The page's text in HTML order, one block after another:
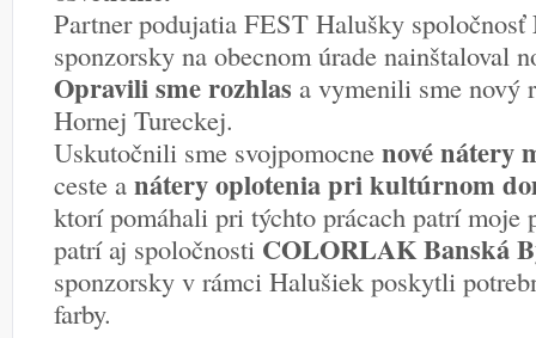
Partner podujatia FEST Halušky spoločnosť
sponzorsky na obecnom úrade nainštaloval
Opravili sme rozhlas a vymenili sme nový
Hornej Tureckej.
Uskutočnili sme svojpomocnenové nátery
ceste a nátery oplotenia pri kultúrnom
ktorí pomáhali pri týchto prácach patrí moje
patrí aj spoločnosti COLORLAK Banská
sponzorsky v rámci Halušiek poskytli
farby.